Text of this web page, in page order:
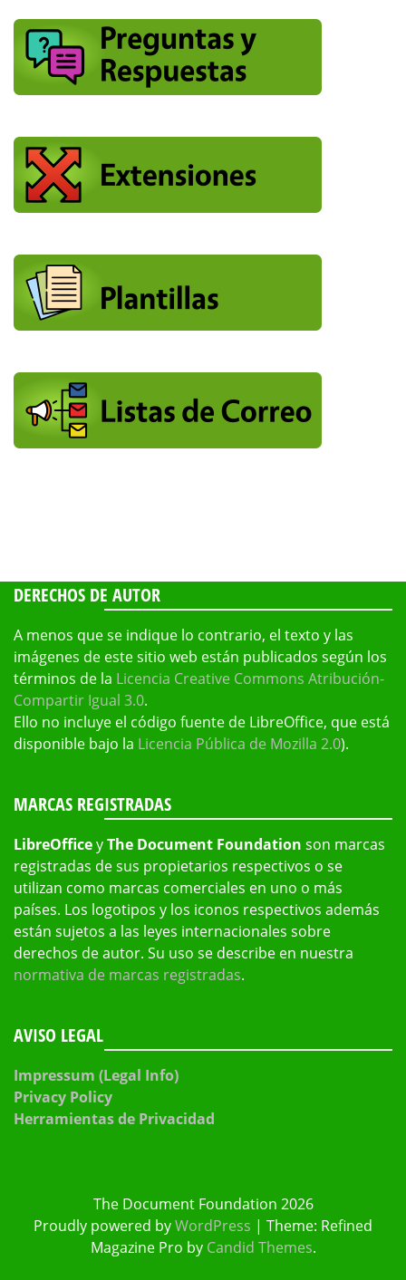
DERECHOS DE AUTOR
A menos que se indique lo contrario, el texto y las
imágenes de este sitio web están publicados según los
términos de la Licencia Creative Commons Atribución-
Compartir Igual 3.0.
Ello no incluye el código fuente de LibreOffice, que está
disponible bajo la Licencia Pública de Mozilla 2.0).
MARCAS REGISTRADAS
LibreOfficeyThe Document Foundation son marcas
registradas de sus propietarios respectivos o se
utilizan como marcas comerciales en uno o más
países. Los logotipos y los iconos respectivos además
están sujetos a las leyes internacionales sobre
derechos de autor. Su uso se describe en nuestra
normativa de marcas registradas.
AVISO LEGAL
Impressum (Legal Info)
Privacy Policy
Herramientas de Privacidad
The Document Foundation 2026
Proudly powered byWordPress | Theme: Refined
Magazine Pro by Candid Themes.